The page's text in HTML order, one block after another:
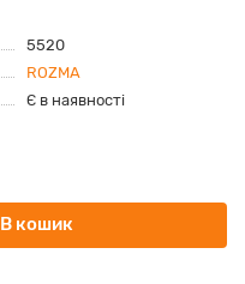
5520
ROZMA
Є в наявності
В кошик